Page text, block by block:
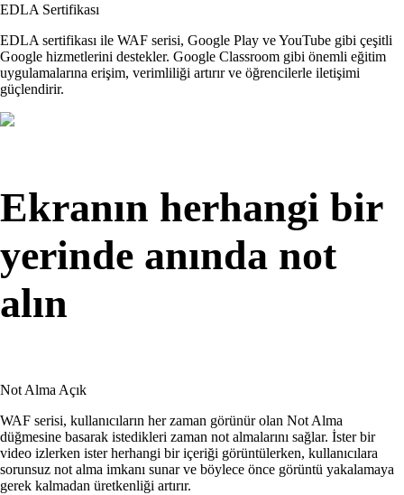
EDLA Sertifikası
EDLA sertifikası ile WAF serisi, Google Play ve YouTube gibi çeşitli
Google hizmetlerini destekler. Google Classroom gibi önemli eğitim
uygulamalarına erişim, verimliliği artırır ve öğrencilerle iletişimi
güçlendirir.
Ekranın herhangi bir
yerinde anında not
alın
Not Alma Açık
WAF serisi, kullanıcıların her zaman görünür olan Not Alma
düğmesine basarak istedikleri zaman not almalarını sağlar. İster bir
video izlerken ister herhangi bir içeriği görüntülerken, kullanıcılara
sorunsuz not alma imkanı sunar ve böylece önce görüntü yakalamaya
gerek kalmadan üretkenliği artırır.